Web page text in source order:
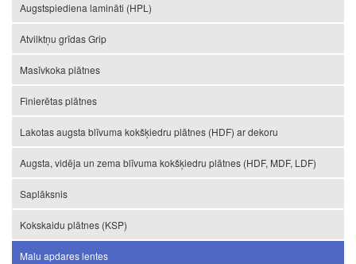
Augstspiediena lamināti (HPL)
Atvilktņu grīdas Grip
Masīvkoka plātnes
Finierētas plātnes
Lakotas augsta blīvuma kokšķiedru plātnes (HDF) ar dekoru
Augsta, vidēja un zema blīvuma kokšķiedru plātnes (HDF, MDF, LDF)
Saplāksnis
Kokskaidu plātnes (KSP)
Malu apdares lentes